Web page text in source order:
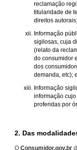
reclamação
titularidade de
direitos autorais;
Informação
sigilosas, cuja
(relato da
do consumidor
dos
demanda, etc); e
Informação
informação
proferidas por
2. Das
O Consumidor.gov.br